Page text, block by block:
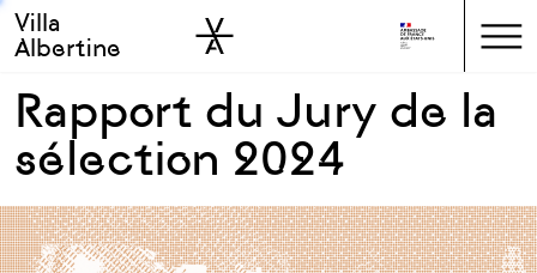
Skip to main
Skip to sidebar
Villa
Albertine
Rapport du Jury de la
sélection 2024